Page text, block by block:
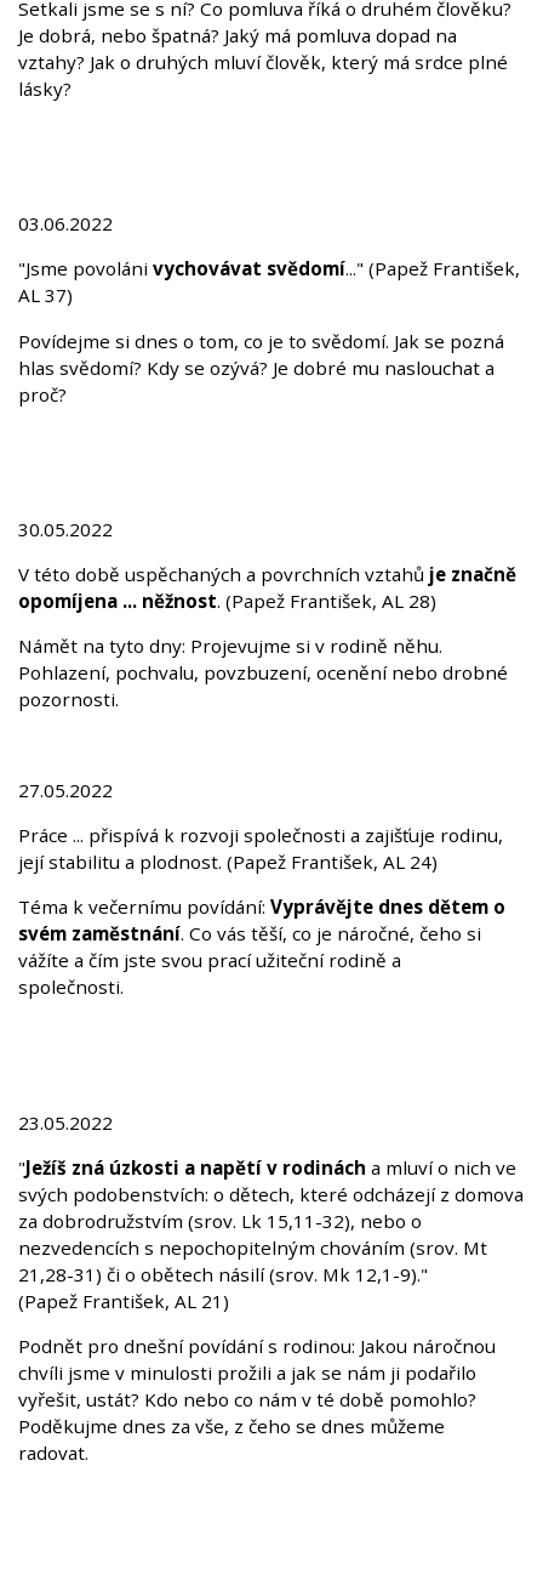
Setkali jsme se s ní? Co pomluva říká o druhém člověku?
Je dobrá, nebo špatná? Jaký má pomluva dopad na
vztahy? Jak o druhých mluví člověk, který má srdce plné
lásky?
03.06.2022
"Jsme povoláni vychovávat svědomí..." (Papež František,
AL 37)
Povídejme si dnes o tom, co je to svědomí. Jak se pozná
hlas svědomí? Kdy se ozývá? Je dobré mu naslouchat a
proč?
30.05.2022
V této době uspěchaných a povrchních vztahů je značně
opomíjena ... něžnost. (Papež František, AL 28)
Námět na tyto dny: Projevujme si v rodině něhu.
Pohlazení, pochvalu, povzbuzení, ocenění nebo drobné
pozornosti.
27.05.2022
Práce ... přispívá k rozvoji společnosti a zajišťuje rodinu,
její stabilitu a plodnost. (Papež František, AL 24)
Téma k večernímu povídání: Vyprávějte dnes dětem o
svém zaměstnání. Co vás těší, co je náročné, čeho si
vážíte a čím jste svou prací užiteční rodině a
společnosti.
23.05.2022
"Ježíš zná úzkosti a napětí v rodinách a mluví o nich ve
svých podobenstvích: o dětech, které odcházejí z domova
za dobrodružstvím (srov. Lk 15,11-32), nebo o
nezvedencích s nepochopitelným chováním (srov. Mt
21,28-31) či o obětech násilí (srov. Mk 12,1-9)."
(Papež František, AL 21)
Podnět pro dnešní povídání s rodinou: Jakou náročnou
chvíli jsme v minulosti prožili a jak se nám ji podařilo
vyřešit, ustát? Kdo nebo co nám v té době pomohlo?
Poděkujme dnes za vše, z čeho se dnes můžeme
radovat.